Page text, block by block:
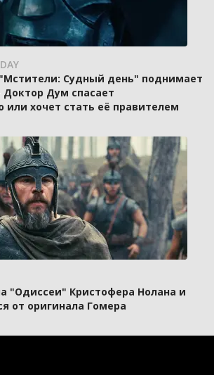
Судный день" поднимает
Доктор Дум спасает
или хочет стать её правителем
"Одиссеи" Кристофера Нолана и
от оригинала Гомера